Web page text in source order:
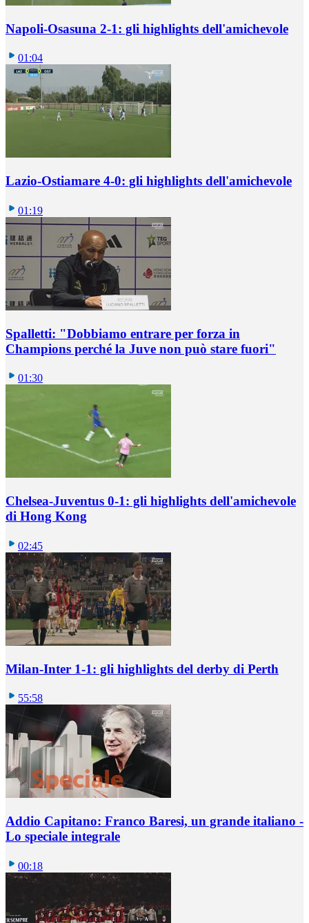
Napoli-Osasuna 2-1: gli highlights dell'amichevole
01:04
Lazio-Ostiamare 4-0: gli highlights dell'amichevole
01:19
Spalletti: "Dobbiamo entrare per forza in
Champions perché la Juve non può stare fuori"
01:30
Chelsea-Juventus 0-1: gli highlights dell'amichevole
di Hong Kong
02:45
Milan-Inter 1-1: gli highlights del derby di Perth
55:58
Addio Capitano: Franco Baresi, un grande italiano -
Lo speciale integrale
00:18